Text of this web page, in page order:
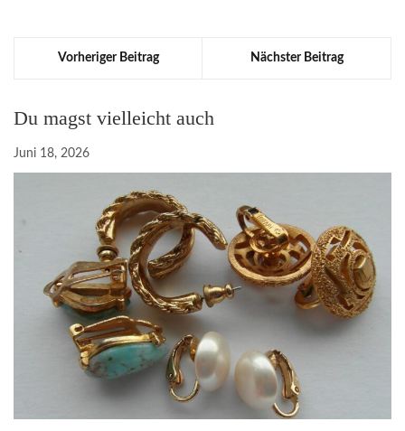
Vorheriger Beitrag Nächster Beitrag
Du magst vielleicht auch
Juni 18, 2026